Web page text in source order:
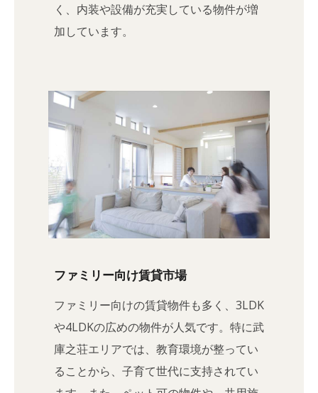
く、内装や設備が充実している物件が増
加しています。
ファミリー向け賃貸市場
ファミリー向けの賃貸物件も多く、3LDK
や4LDKの広めの物件が人気です。特に武
庫之荘エリアでは、教育環境が整ってい
ることから、子育て世代に支持されてい